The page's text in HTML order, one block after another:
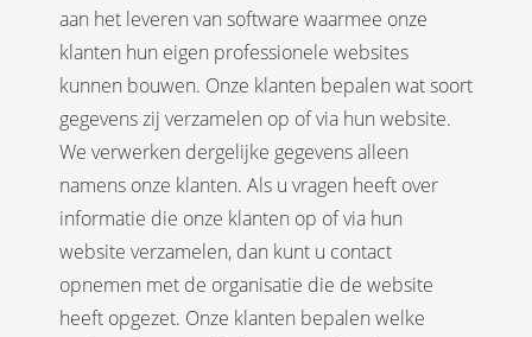
aan het leveren van software waarmee onze
klanten hun eigen professionele websites
kunnen bouwen. Onze klanten bepalen wat soort
gegevens zij verzamelen op of via hun website.
We verwerken dergelijke gegevens alleen
namens onze klanten. Als u vragen heeft over
informatie die onze klanten op of via hun
website verzamelen, dan kunt u contact
opnemen met de organisatie die de website
heeft opgezet. Onze klanten bepalen welke